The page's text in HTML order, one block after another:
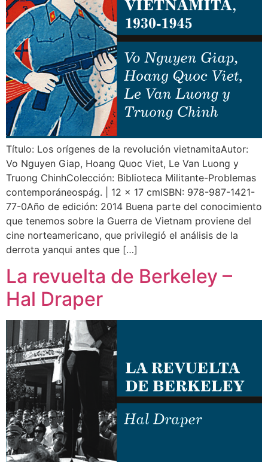
Título: Los orígenes de la revolución vietnamitaAutor:
Vo Nguyen Giap, Hoang Quoc Viet, Le Van Luong y
Truong ChinhColección: Biblioteca Militante-Problemas
contemporáneospág. | 12 x 17 cmISBN: 978-987-1421-
77-0Año de edición: 2014 Buena parte del conocimiento
que tenemos sobre la Guerra de Vietnam proviene del
cine norteamericano, que privilegió el análisis de la
derrota yanqui antes que […]
La revuelta de Berkeley –
Hal Draper